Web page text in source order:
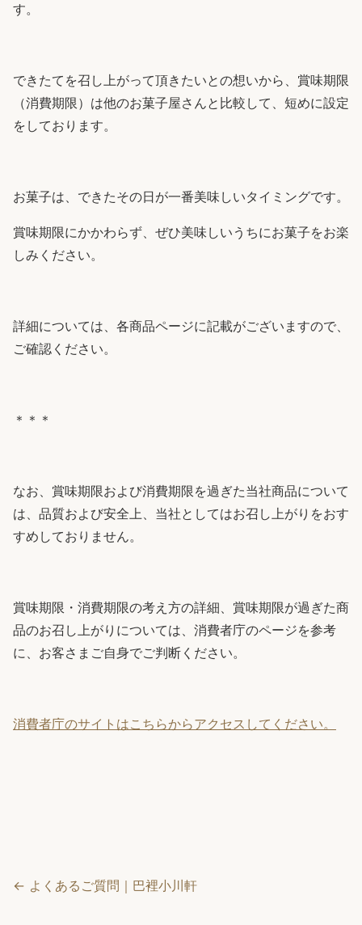
す。
できたてを召し上がって頂きたいとの想いから、賞味期限
（消費期限）は他のお菓子屋さんと比較して、短めに設定
をしております。
お菓子は、できたその日が一番美味しいタイミングです。
賞味期限にかかわらず、ぜひ美味しいうちにお菓子をお楽
しみください。
詳細については、各商品ページに記載がございますので、
ご確認ください。
＊＊＊
なお、賞味期限および消費期限を過ぎた当社商品について
は、品質および安全上、当社としてはお召し上がりをおす
すめしておりません。
賞味期限・消費期限の考え方の詳細、賞味期限が過ぎた商
品のお召し上がりについては、消費者庁のページを参考
に、お客さまご自身でご判断ください。
消費者庁のサイトはこちらからアクセスしてください。
← よくあるご質問｜巴裡小川軒